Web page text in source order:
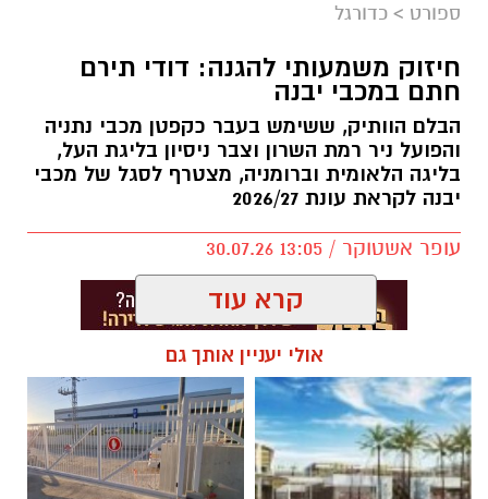
בעיר, פיתוח דור העתיד של השחקנים, הרחבת
שיתופי הפעולה וחשיבות החינוך לערכים באמצעות
הספורט.
באליצור יבנה ציינו כי ג'מצ'י, הנחשב לאחת
הדמויות הבולטות בתולדות הכדורסל הישראלי,
שיתף מניסיונו העשיר והעניק למשתתפים השראה
מאות הילדים ובני הנוער הפעילים באגודה.
בסיום הביקור הודו באגודה לג'מצ'י על הגעתו, על
השיחה הפתוחה ועל התמיכה המתמשכת בכדורסל
הישראלי, ואיחלו לו המשך הצלחה ועשייה.
ספורט > כדורגל
חיזוק משמעותי להגנה: דודי תירם
חתם במכבי יבנה
הבלם הוותיק, ששימש בעבר כקפטן מכבי נתניה
והפועל ניר רמת השרון וצבר ניסיון בליגת העל,
בליגה הלאומית וברומניה, מצטרף לסגל של מכבי
יבנה לקראת עונת 2026/27
עופר אשטוקר / 13:05 30.07.26
תגים:דודי תירם מצטרף למכבי יבנה
קרא עוד
אולי יעניין אותך גם